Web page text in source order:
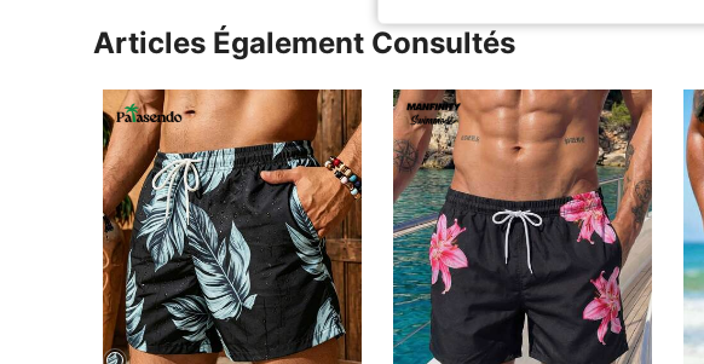
Articles Également Consultés